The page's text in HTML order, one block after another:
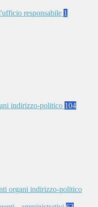
responsabile 1
indirizzo-politico 104
organi indirizzo-politico